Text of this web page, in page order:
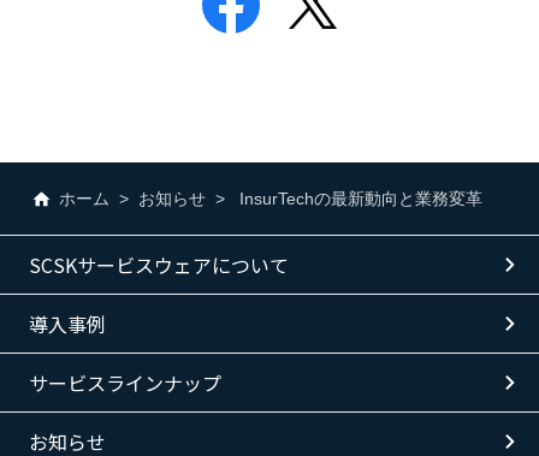
ホーム お知らせ InsurTechの最新動向と業務変革
SCSKサービスウェアについて
導入事例
サービスラインナップ
お知らせ